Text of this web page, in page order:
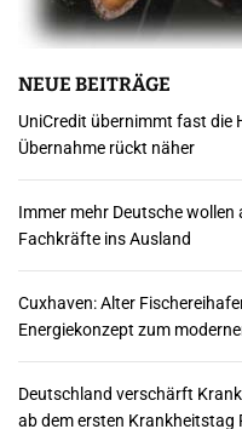
m
m
e
r
i
e
r
u
n
NEUE BEITRÄGE
UniCredit übernimmt fast die
Übernahme rückt näher
Immer mehr Deutsche
Fachkräfte ins Ausland
Cuxhaven: Alter
Energiekonzept zum
Deutschland verschärft
ab dem ersten Krankheitstag